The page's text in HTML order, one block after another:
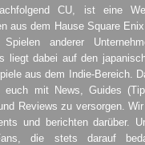
CU, ist eine
aus dem Hause Square
anderer
liegt dabei auf den
aus dem Indie-Bereich.
mit News, Guides
Reviews zu versorgen.
und berichten darüber.
die stets darauf